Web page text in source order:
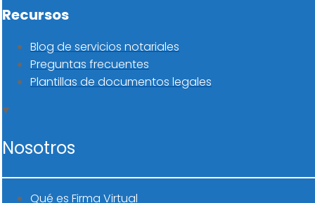
Recursos
Blog de servicios notariales
Preguntas frecuentes
Plantillas de documentos legales
Nosotros
Qué es Firma Virtual